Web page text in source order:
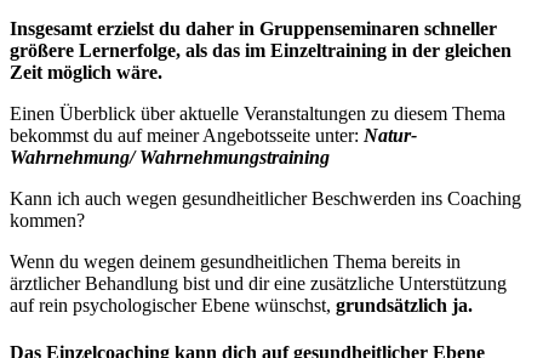
Insgesamt erzielst du daher in Gruppenseminaren schneller
größere Lernerfolge, als das im Einzeltraining in der gleichen
Zeit möglich wäre.
Einen Überblick über aktuelle Veranstaltungen zu diesem Thema
bekommst du auf meiner Angebotsseite unter: Natur-
Wahrnehmung/ Wahrnehmungstraining
Kann ich auch wegen gesundheitlicher Beschwerden ins Coaching
kommen?
Wenn du wegen deinem gesundheitlichen Thema bereits in
ärztlicher Behandlung bist und dir eine zusätzliche Unterstützung
auf rein psychologischer Ebene wünschst, grundsätzlich ja.
Das Einzelcoaching kann dich auf gesundheitlicher Ebene